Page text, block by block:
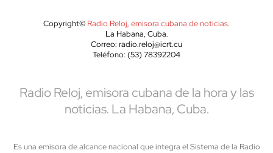
Copyright© Radio Reloj, emisora cubana de noticias.
La Habana, Cuba.
Correo: radio.reloj@icrt.cu
Teléfono: (53) 78392204
Radio Reloj, emisora cubana de la hora y las
noticias. La Habana, Cuba.
Es una emisora de alcance nacional que integra el Sistema de la Radio